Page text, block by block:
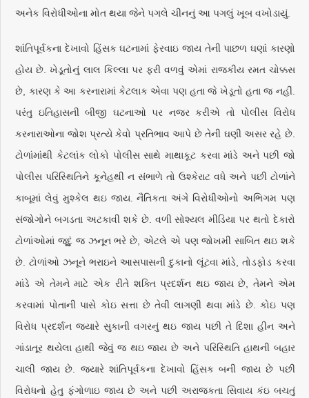
અનેક વિરોધીઓના મોત થયા જેને પગલે ચીનનું આ પગલું ખૂબ વખોડાયું.
શાંતિપૂર્વકના દેખાવો હિંસક ઘટનામાં ફેરવાઇ જાય તેની પાછળ ઘણાં કારણો
હોય છે. ખેડૂતોનું લાલ કિલ્લા પર ફરી વળવું એમાં રાજકીય રમત ચોક્કસ
છે, કારણ કે આ કરનારામાં કેટલાક એવા પણ હતા જે ખેડૂતો હતા જ નહીં.
પરંતુ ઇતિહાસની બીજી ઘટનાઓ પર નજર કરીએ તો પોલીસ વિરોધ
કરનારાઓના જોશ પ્રત્યે કેવો પ્રતિભાવ આપે છે તેની ઘણી અસર રહે છે.
ટોળાંમાંથી કેટલાંક લોકો પોલીસ સાથે માથાકૂટ કરવા માંડે અને પછી જો
પોલીસ પરિસ્થિતિને કૂનેહથી ન સંભાળે તો ઉશ્કેરાટ વધે અને પછી ટોળાંને
કાબૂમાં લેવું મુશ્કેલ થઇ જાય. નૈતિકતા અંગે વિરોધીઓનો અભિગમ પણ
સંજોગોને બગડતા અટકાવી શકે છે. વળી સોશ્યલ મીડિયા પર થતો દેકારો
ટોળાંઓમાં જૂદું જ ઝનૂન ભરે છે, એટલે એ પણ જોખમી સાબિત થઇ શકે
છે. ટોળાંઓ ઝનૂને ભરાઇને આસપાસની દુકાનો લૂંટવા માંડે, તોડફોડ કરવા
માંડે એ તેમને માટે એક રીતે શક્તિ પ્રદર્શન થઇ જાય છે, તેમને એમ
કરવામાં પોતાની પાસે કોઇ સત્તા છે તેવી લાગણી થવા માંડે છે. કોઇ પણ
વિરોધ પ્રદર્શન જ્યારે સુકાની વગરનું થઇ જાય પછી તે દિશા હીન અને
ગાંડાતૂર થયેલા હાથી જેવું જ થઇ જાય છે અને પરિસ્થિતિ હાથની બહાર
ચાલી જાય છે. જ્યારે શાંતિપૂર્વકના દેખાવો હિંસક બની જાય છે પછી
વિરોધનો હેતુ ફંગોળાઇ જાય છે અને પછી અરાજકતા સિવાય કંઇ બચતું